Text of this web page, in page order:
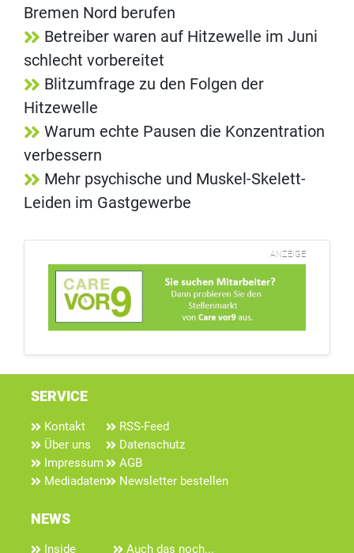
Bremen Nord berufen
Betreiber waren auf Hitzewelle im Juni
schlecht vorbereitet
Blitzumfrage zu den Folgen der
Hitzewelle
Warum echte Pausen die Konzentration
verbessern
Mehr psychische und Muskel-Skelett-
Leiden im Gastgewerbe
ANZEIGE
SERVICE
Kontakt
Über uns
Impressum
Mediadaten
RSS-Feed
Datenschutz
AGB
Newsletter bestellen
NEWS
Inside Auch das noch...